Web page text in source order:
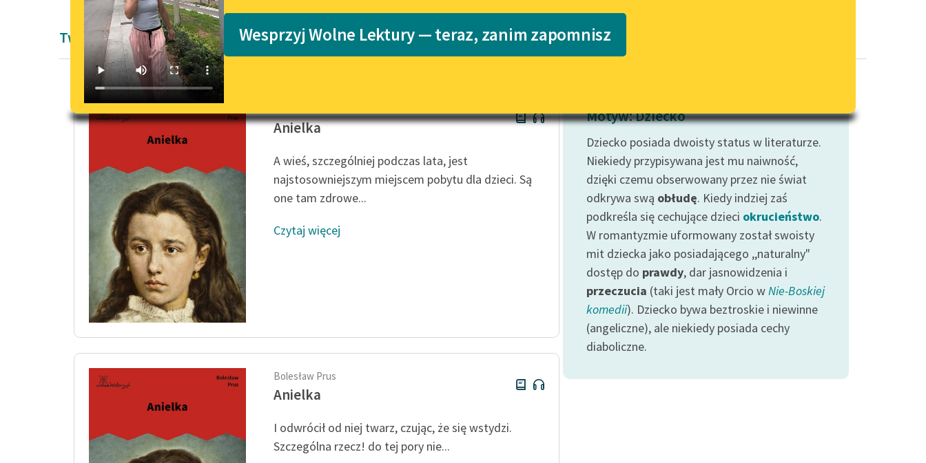
Lektury szkolne i klasyka
literatury do słuchania dla
E-kolekcja lektur szkolnych i
literatury do słuchania dla
niepełnosprawnościami
Feministyczne inspiracje.
Popularyzacja skandynawskiej
Katalog
Katalog w formacie PDF
wrażliwych
Deklaracja dostępności
Wesprzyj Wolne Lektury — teraz, zanim zapomnisz
Twórczość Bolesław Prus
Anielka
A wieś, szczególniej podczas lata, jest
najstosowniejszym miejscem pobytu dla dzieci. Są
one tam zdrowe...
Czytaj więcej
Bolesław Prus
Anielka
I odwrócił od niej twarz, czując, że się wstydzi.
Szczególna rzecz! do tej pory nie...
Motyw: Dziecko
Dziecko posiada dwoisty status w literaturze.
Niekiedy przypisywana jest mu naiwność,
dzięki czemu obserwowany przez nie świat
odkrywa swą obłudę. Kiedy indziej zaś
podkreśla się cechujące dzieci okrucieństwo.
W romantyzmie uformowany został swoisty
mit dziecka jako posiadającego ,,naturalny"
dostęp do prawdy, dar jasnowidzenia i
przeczucia (taki jest mały Orcio wNie-Boskiej
komedii). Dziecko bywa beztroskie i niewinne
(angeliczne), ale niekiedy posiada cechy
diaboliczne.